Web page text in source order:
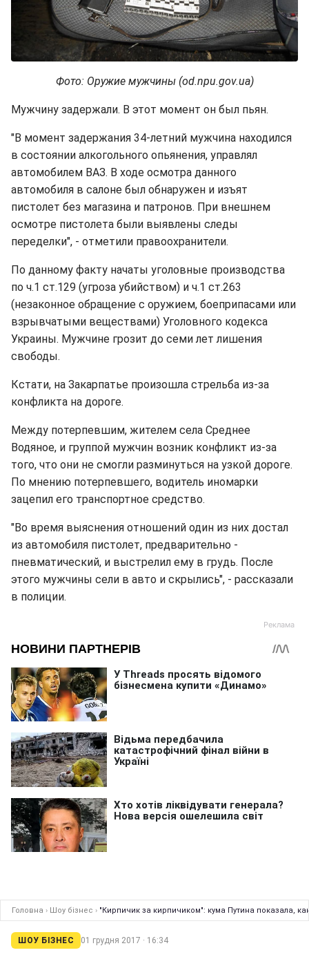
Фото: Оружие мужчины (od.npu.gov.ua)
Мужчину задержали. В этот момент он был пьян.
"В момент задержания 34-летний мужчина находился
в состоянии алкогольного опьянения, управлял
автомобилем ВАЗ. В ходе осмотра данного
автомобиля в салоне был обнаружен и изъят
пистолет без магазина и патронов. При внешнем
осмотре пистолета были выявлены следы
переделки", - отметили правоохранители.
По данному факту начаты уголовные производства
по ч.1 ст.129 (угроза убийством) и ч.1 ст.263
(незаконное обращение с оружием, боеприпасами или
взрывчатыми веществами) Уголовного кодекса
Украины. Мужчине грозит до семи лет лишения
свободы.
Кстати, на Закарпатье произошла стрельба из-за
конфликта на дороге.
Между потерпевшим, жителем села Среднее
Водяное, и группой мужчин возник конфликт из-за
того, что они не смогли разминуться на узкой дороге.
По мнению потерпевшего, водитель иномарки
зацепил его транспортное средство.
"Во время выяснения отношений один из них достал
из автомобиля пистолет, предварительно -
пневматический, и выстрелил ему в грудь. После
этого мужчины сели в авто и скрылись", - рассказали
в полиции.
Головна › Шоу бізнес › "Кирпичик за кирпичиком": кума Путина показала,
ШОУ БІЗНЕС 01 грудня 2017 · 16:34